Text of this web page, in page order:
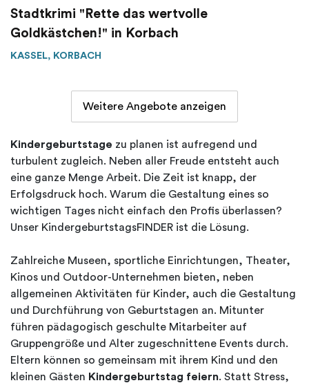
Stadtkrimi "Rette das wertvolle
Goldkästchen!" in Korbach
KASSEL, KORBACH
Weitere Angebote anzeigen
Kindergeburtstage zu planen ist aufregend und
turbulent zugleich. Neben aller Freude entsteht auch
eine ganze Menge Arbeit. Die Zeit ist knapp, der
Erfolgsdruck hoch. Warum die Gestaltung eines so
wichtigen Tages nicht einfach den Profis überlassen?
Unser KindergeburtstagsFINDER ist die Lösung.
Zahlreiche Museen, sportliche Einrichtungen, Theater,
Kinos und Outdoor-Unternehmen bieten, neben
allgemeinen Aktivitäten für Kinder, auch die Gestaltung
und Durchführung von Geburtstagen an. Mitunter
führen pädagogisch geschulte Mitarbeiter auf
Gruppengröße und Alter zugeschnittene Events durch.
Eltern können so gemeinsam mit ihrem Kind und den
kleinen Gästen Kindergeburtstag feiern. Statt Stress,